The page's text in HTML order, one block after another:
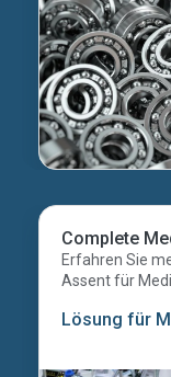
Complete
Erfahren Sie
Assent für
Lösung für